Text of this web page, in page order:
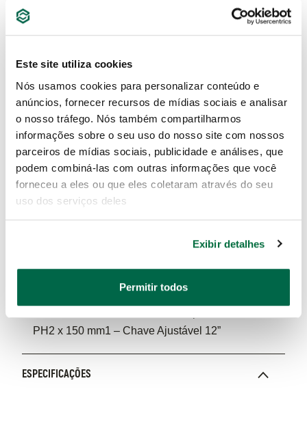
Este site utiliza cookies
Nós usamos cookies para personalizar conteúdo e
anúncios, fornecer recursos de mídias sociais e analisar
o nosso tráfego. Nós também compartilharmos
informações sobre o seu uso do nosso site com nossos
parceiros de mídias sociais, publicidade e análises, que
podem combiná-las com outras informações que você
forneceu a eles ou que eles coletaram através do seu
uso dos serviços deles
Exibir detalhes
Permitir todos
garantindo a resistência e durabilidade.
Mix versátil e ideal de ferramentas.
Composição1 – Alicate Meia-Cana 6”1 - Alicate
Diagonal 6”1 - Alicate Universal 7”1 – Martelo Bola
24oz/680g*28 – Acessórios: Extensão 1/2”: 5”,
10”Junta universal 1/2” - Cabo L 1/2” 260mmJogo
de Chaves Hexagonais Tipo Canivete 8 PeçasJogo
de Calibradores de Folga 16 Peças*1 - Caixa de
Ferramentas 5 Gavetas*1 - Catraca de Engate
Rápido 1/2”17 - Soquetes Sextavados 1/2”: 8, 9, 10,
11, 12,13,14,17,19, 20, 21, 22, 23, 24, 27, 30, 32
14, 17, 19, 21, 24 mm2 - Chaves de Fenda: 5 x 75
PH2 x 150 mm1 – Chave Ajustável 12”
ESPECIFICAÇÕES